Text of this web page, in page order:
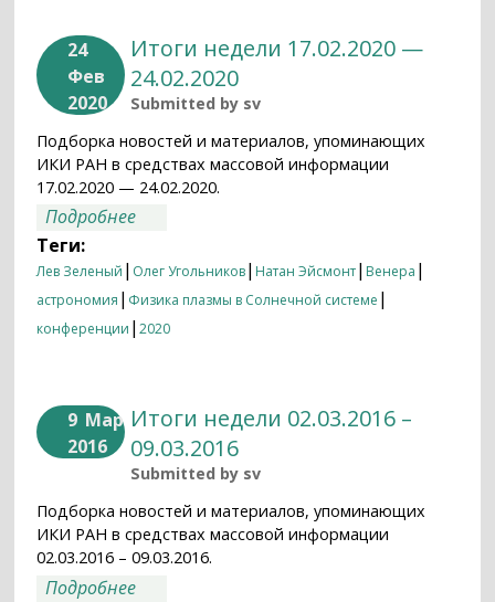
24
Фев
2020
Итоги недели 17.02.2020 —
24.02.2020
Submitted by sv
Подборка новостей и материалов, упоминающих
ИКИ РАН в средствах массовой информации
17.02.2020 — 24.02.2020.
Подробнее
Теги:
Лев Зеленый | Олег Угольников| Натан Эйсмонт| Венера |
астрономия | Физика плазмы в Солнечной системе |
конференции |2020
9 Мар
2016
Итоги недели 02.03.2016 –
09.03.2016
Submitted by sv
Подборка новостей и материалов, упоминающих
ИКИ РАН в средствах массовой информации
02.03.2016 – 09.03.2016.
Подробнее